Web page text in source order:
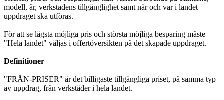
modell, år, verkstadens tillgänglighet samt när och var i landet
uppdraget ska utföras.
För att se lägsta möjliga pris och största möjliga besparing måste
"Hela landet" väljas i offertöversikten på det skapade uppdraget.
Definitioner
"FRÅN-PRISER" är det billigaste tillgängliga priset, på samma typ
av uppdrag, från verkstäder i hela landet.